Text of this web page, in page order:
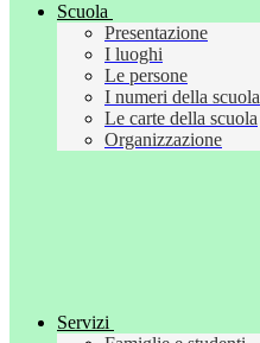
Scuola
Presentazione
I luoghi
Le persone
I numeri della scuola
Le carte della scuola
Organizzazione
Servizi